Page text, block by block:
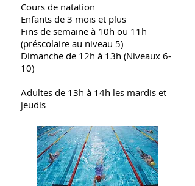
Cours de natation
Enfants de 3 mois et plus
Fins de semaine à 10h ou 11h
(préscolaire au niveau 5)
Dimanche de 12h à 13h (Niveaux 6-
10)
Adultes de 13h à 14h les mardis et
jeudis